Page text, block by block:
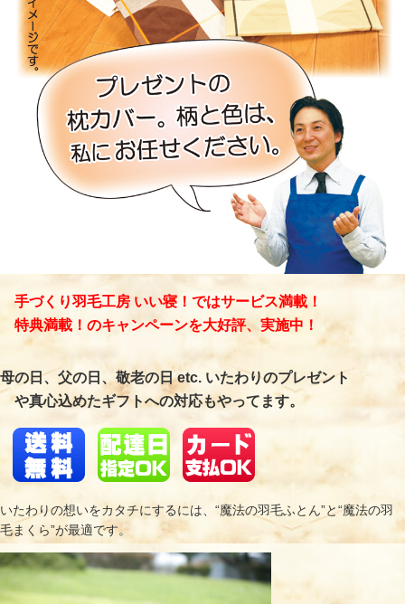
手づくり羽毛工房 いい寝！ではサービス満載！
特典満載！のキャンペーンを大好評、実施中！
母の日、父の日、敬老の日 etc. いたわりのプレゼント
や真心込めたギフトへの対応もやってます。
いたわりの想いをカタチにするには、“魔法の羽毛ふとん”と“魔法の羽
毛まくら”が最適です。